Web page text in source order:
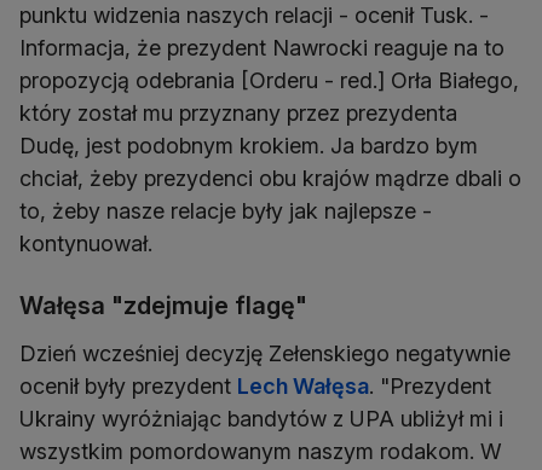
punktu widzenia naszych relacji - ocenił Tusk. -
Informacja, że prezydent Nawrocki reaguje na to
propozycją odebrania [Orderu - red.] Orła Białego,
który został mu przyznany przez prezydenta
Dudę, jest podobnym krokiem. Ja bardzo bym
chciał, żeby prezydenci obu krajów mądrze dbali o
to, żeby nasze relacje były jak najlepsze -
kontynuował.
Wałęsa "zdejmuje flagę"
Dzień wcześniej decyzję Zełenskiego negatywnie
ocenił były prezydent Lech Wałęsa. "Prezydent
Ukrainy wyróżniając bandytów z UPA ubliżył mi i
wszystkim pomordowanym naszym rodakom. W